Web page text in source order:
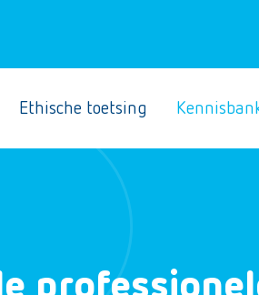
Ethische toetsing